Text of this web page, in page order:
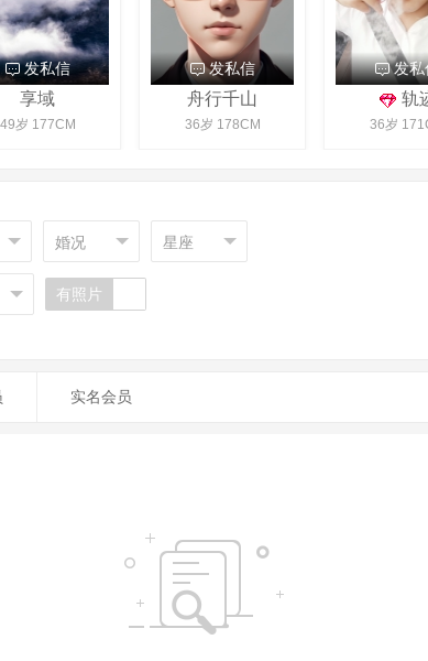
发私信
享域
49岁 177CM
发私信
舟行千山
36岁 178CM
发私
轨
36岁
婚况 星座
有照片
实名会员